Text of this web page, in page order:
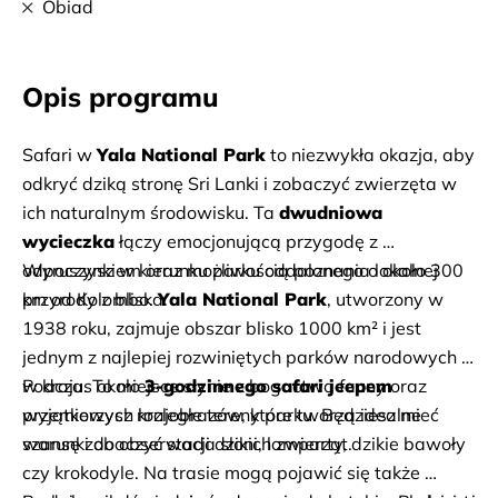
Obiad
Opis programu
Safari w Yala National Park to niezwykła okazja, aby
odkryć dziką stronę Sri Lanki i zobaczyć zwierzęta w
ich naturalnym środowisku. Ta dwudniowa
wycieczka łączy emocjonującą przygodę z
odpoczynkiem oraz możliwością poznania lokalnej
przyrody z bliska.
Wyruszysz w kierunku parku oddalonego o około 300
km od Kolombo. Yala National Park, utworzony w
1938 roku, zajmuje obszar blisko 1000 km² i jest
jednym z najlepiej rozwiniętych parków narodowych
w kraju. To miejsce słynie z bogactwa fauny oraz
wyjątkowych krajobrazów, które tworzą idealne
warunki do obserwacji dzikich zwierząt.
Podczas około 3-godzinnego safari jeepem
przemierzysz rozległe tereny parku. Będziesz mieć
szansę zobaczyć stada słoni, lamparty, dzikie bawoły
czy krokodyle. Na trasie mogą pojawić się także